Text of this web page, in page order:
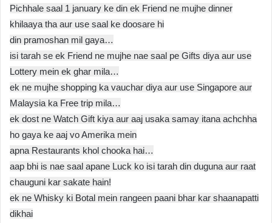
Pichhale saal 1 january ke din ek Friend ne mujhe dinner
khilaaya tha aur use saal ke doosare hi
din pramoshan mil gaya…
isi tarah se ek Friend ne mujhe nae saal pe Gifts diya aur use
Lottery mein ek ghar mila…
ek ne mujhe shopping ka vauchar diya aur use Singapore aur
Malaysia ka Free trip mila…
ek dost ne Watch Gift kiya aur aaj usaka samay itana achchha
ho gaya ke aaj vo Amerika mein
apna Restaurants khol chooka hai…
aap bhi is nae saal apane Luck ko isi tarah din duguna aur raat
chauguni kar sakate hain!
ek ne Whisky ki Botal mein rangeen paani bhar kar shaanapatti
dikhai